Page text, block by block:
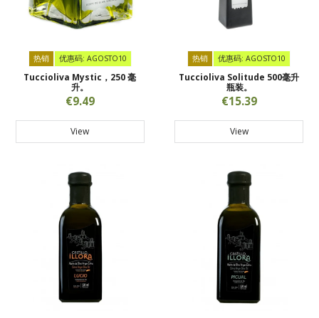
热销 优惠码: AGOSTO10
Tuccioliva Mystic，250 毫
升。
€9.49
View
热销 优惠码: AGOSTO10
Tuccioliva Solitude 500毫升
瓶装。
€15.39
View